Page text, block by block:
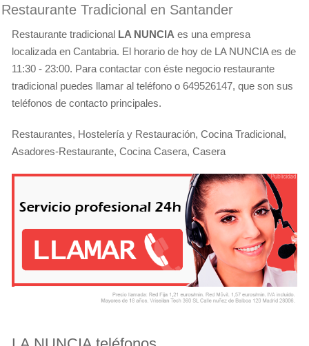
Restaurante Tradicional en Santander
Restaurante tradicional LA NUNCIA es una empresa
localizada en Cantabria. El horario de hoy de LA NUNCIA es de
11:30 - 23:00. Para contactar con éste negocio restaurante
tradicional puedes llamar al teléfono o 649526147, que son sus
teléfonos de contacto principales.
Restaurantes, Hostelería y Restauración, Cocina Tradicional,
Asadores-Restaurante, Cocina Casera, Casera